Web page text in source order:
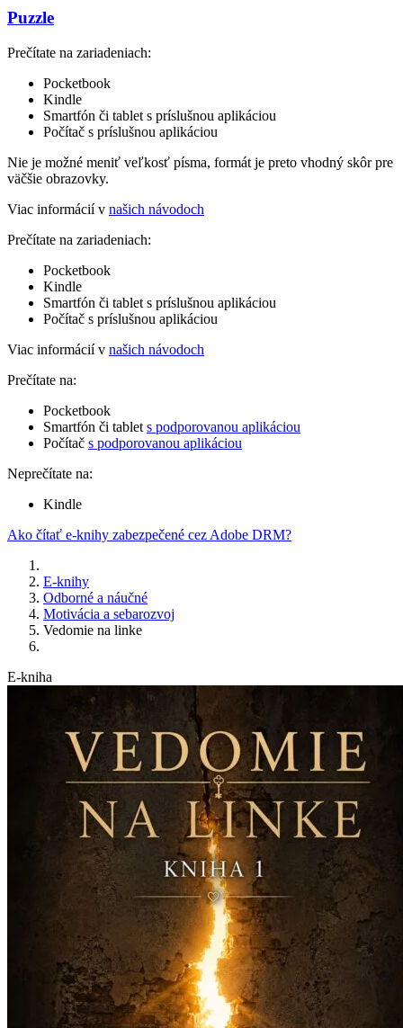
Puzzle
Prečítate na zariadeniach:
Pocketbook
Kindle
Smartfón či tablet s príslušnou aplikáciou
Počítač s príslušnou aplikáciou
Nie je možné meniť veľkosť písma, formát je preto vhodný skôr pre
väčšie obrazovky.
Viac informácií v našich návodoch
Prečítate na zariadeniach:
Pocketbook
Kindle
Smartfón či tablet s príslušnou aplikáciou
Počítač s príslušnou aplikáciou
Viac informácií v našich návodoch
Prečítate na:
Pocketbook
Smartfón či tablet s podporovanou aplikáciou
Počítač s podporovanou aplikáciou
Neprečítate na:
Kindle
Ako čítať e-knihy zabezpečené cez Adobe DRM?
E-knihy
Odborné a náučné
Motivácia a sebarozvoj
Vedomie na linke
E-kniha